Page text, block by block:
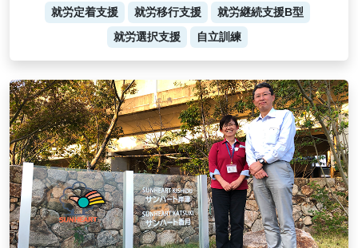
就労定着支援 就労移行支援
就労継続支援B型
就労選択支援
自立訓練